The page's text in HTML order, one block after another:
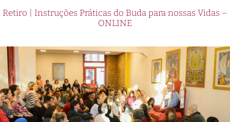
Retiro | Instruções Práticas do Buda para nossas Vidas –
ONLINE